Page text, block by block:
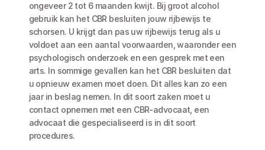
ongeveer 2 tot 6 maanden kwijt. Bij groot alcohol
gebruik kan het CBR besluiten jouw rijbewijs te
schorsen. U krijgt dan pas uw rijbewijs terug als u
voldoet aan een aantal voorwaarden, waaronder een
psychologisch onderzoek en een gesprek met een
arts. In sommige gevallen kan het CBR besluiten dat
u opnieuw examen moet doen. Dit alles kan zo een
jaar in beslag nemen. In dit soort zaken moet u
contact opnemen met een CBR-advocaat, een
advocaat die gespecialiseerd is in dit soort
procedures.